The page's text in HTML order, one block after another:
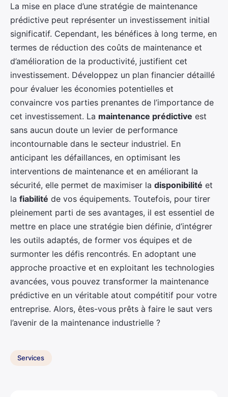
La mise en place d’une stratégie de maintenance
prédictive peut représenter un investissement initial
significatif. Cependant, les bénéfices à long terme, en
termes de réduction des coûts de maintenance et
d’amélioration de la productivité, justifient cet
investissement. Développez un plan financier détaillé
pour évaluer les économies potentielles et
convaincre vos parties prenantes de l’importance de
cet investissement. La maintenance prédictive est
sans aucun doute un levier de performance
incontournable dans le secteur industriel. En
anticipant les défaillances, en optimisant les
interventions de maintenance et en améliorant la
sécurité, elle permet de maximiser la disponibilité et
la fiabilité de vos équipements. Toutefois, pour tirer
pleinement parti de ses avantages, il est essentiel de
mettre en place une stratégie bien définie, d’intégrer
les outils adaptés, de former vos équipes et de
surmonter les défis rencontrés. En adoptant une
approche proactive et en exploitant les technologies
avancées, vous pouvez transformer la maintenance
prédictive en un véritable atout compétitif pour votre
entreprise. Alors, êtes-vous prêts à faire le saut vers
l’avenir de la maintenance industrielle ?
Services